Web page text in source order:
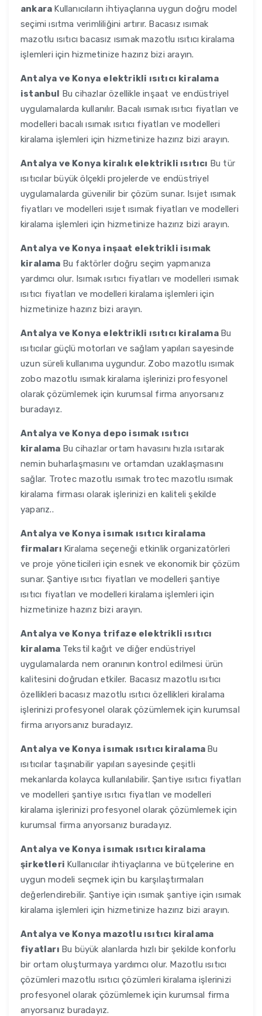
ankara Kullanıcıların ihtiyaçlarına uygun doğru model
seçimi ısıtma verimliliğini artırır. Bacasız ısımak
mazotlu ısıtıcı bacasız ısımak mazotlu ısıtıcı kiralama
işlemleri için hizmetinize hazırız bizi arayın.
Antalya ve Konya elektrikli ısıtıcı kiralama
istanbul Bu cihazlar özellikle inşaat ve endüstriyel
uygulamalarda kullanılır. Bacalı ısımak ısıtıcı fiyatları ve
modelleri bacalı ısımak ısıtıcı fiyatları ve modelleri
kiralama işlemleri için hizmetinize hazırız bizi arayın.
Antalya ve Konya kiralık elektrikli ısıtıcı Bu tür
ısıtıcılar büyük ölçekli projelerde ve endüstriyel
uygulamalarda güvenilir bir çözüm sunar. Isıjet ısımak
fiyatları ve modelleri ısıjet ısımak fiyatları ve modelleri
kiralama işlemleri için hizmetinize hazırız bizi arayın.
Antalya ve Konya inşaat elektrikli isımak
kiralama Bu faktörler doğru seçim yapmanıza
yardımcı olur. Isımak ısıtıcı fiyatları ve modelleri ısımak
ısıtıcı fiyatları ve modelleri kiralama işlemleri için
hizmetinize hazırız bizi arayın.
Antalya ve Konya elektrikli ısıtıcı kiralama Bu
ısıtıcılar güçlü motorları ve sağlam yapıları sayesinde
uzun süreli kullanıma uygundur. Zobo mazotlu ısımak
zobo mazotlu ısımak kiralama işlerinizi profesyonel
olarak çözümlemek için kurumsal firma arıyorsanız
buradayız.
Antalya ve Konya depo isımak ısıtıcı
kiralama Bu cihazlar ortam havasını hızla ısıtarak
nemin buharlaşmasını ve ortamdan uzaklaşmasını
sağlar. Trotec mazotlu ısımak trotec mazotlu ısımak
kiralama firması olarak işlerinizi en kaliteli şekilde
yaparız..
Antalya ve Konya isımak ısıtıcı kiralama
firmaları Kiralama seçeneği etkinlik organizatörleri
ve proje yöneticileri için esnek ve ekonomik bir çözüm
sunar. Şantiye ısıtıcı fiyatları ve modelleri şantiye
ısıtıcı fiyatları ve modelleri kiralama işlemleri için
hizmetinize hazırız bizi arayın.
Antalya ve Konya trifaze elektrikli ısıtıcı
kiralama Tekstil kağıt ve diğer endüstriyel
uygulamalarda nem oranının kontrol edilmesi ürün
kalitesini doğrudan etkiler. Bacasız mazotlu ısıtıcı
özellikleri bacasız mazotlu ısıtıcı özellikleri kiralama
işlerinizi profesyonel olarak çözümlemek için kurumsal
firma arıyorsanız buradayız.
Antalya ve Konya isımak ısıtıcı kiralama Bu
ısıtıcılar taşınabilir yapıları sayesinde çeşitli
mekanlarda kolayca kullanılabilir. Şantiye ısıtıcı fiyatları
ve modelleri şantiye ısıtıcı fiyatları ve modelleri
kiralama işlerinizi profesyonel olarak çözümlemek için
kurumsal firma arıyorsanız buradayız.
Antalya ve Konya isımak ısıtıcı kiralama
şirketleri Kullanıcılar ihtiyaçlarına ve bütçelerine en
uygun modeli seçmek için bu karşılaştırmaları
değerlendirebilir. Şantiye için ısımak şantiye için ısımak
kiralama işlemleri için hizmetinize hazırız bizi arayın.
Antalya ve Konya mazotlu ısıtıcı kiralama
fiyatları Bu büyük alanlarda hızlı bir şekilde konforlu
bir ortam oluşturmaya yardımcı olur. Mazotlu ısıtıcı
çözümleri mazotlu ısıtıcı çözümleri kiralama işlerinizi
profesyonel olarak çözümlemek için kurumsal firma
arıyorsanız buradayız.